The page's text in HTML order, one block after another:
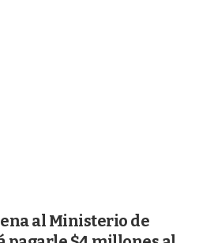
al Ministerio de